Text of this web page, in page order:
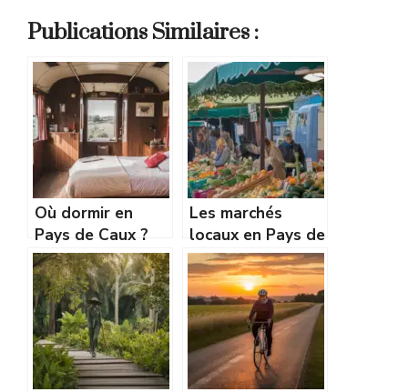
Publications Similaires :
Où dormir en
Pays de Caux ?
Gîtes, chambres
d’hôtes et
hébergements
insolites
Les marchés
locaux en Pays de
Caux : jours,
adresses et
spécialités à
découvrir